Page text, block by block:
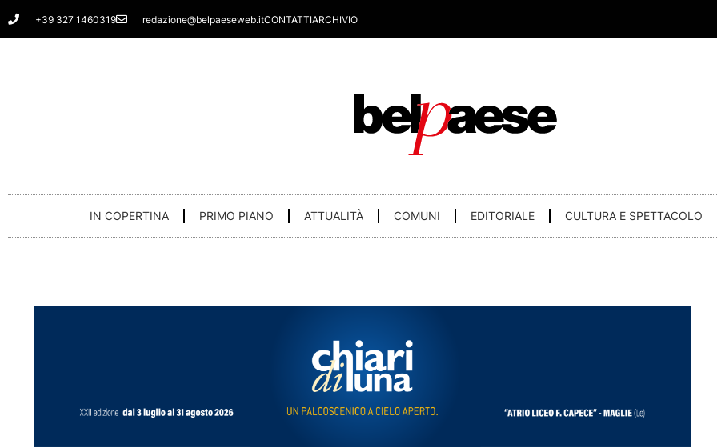
Vai
al
+39 327 1460319 redazione@belpaeseweb.itCONTATTIARCHIVIO
IN COPERTINA PRIMO PIANO ATTUALITÀ COMUNI EDITORIALE CULTURA E SPETTACOLO